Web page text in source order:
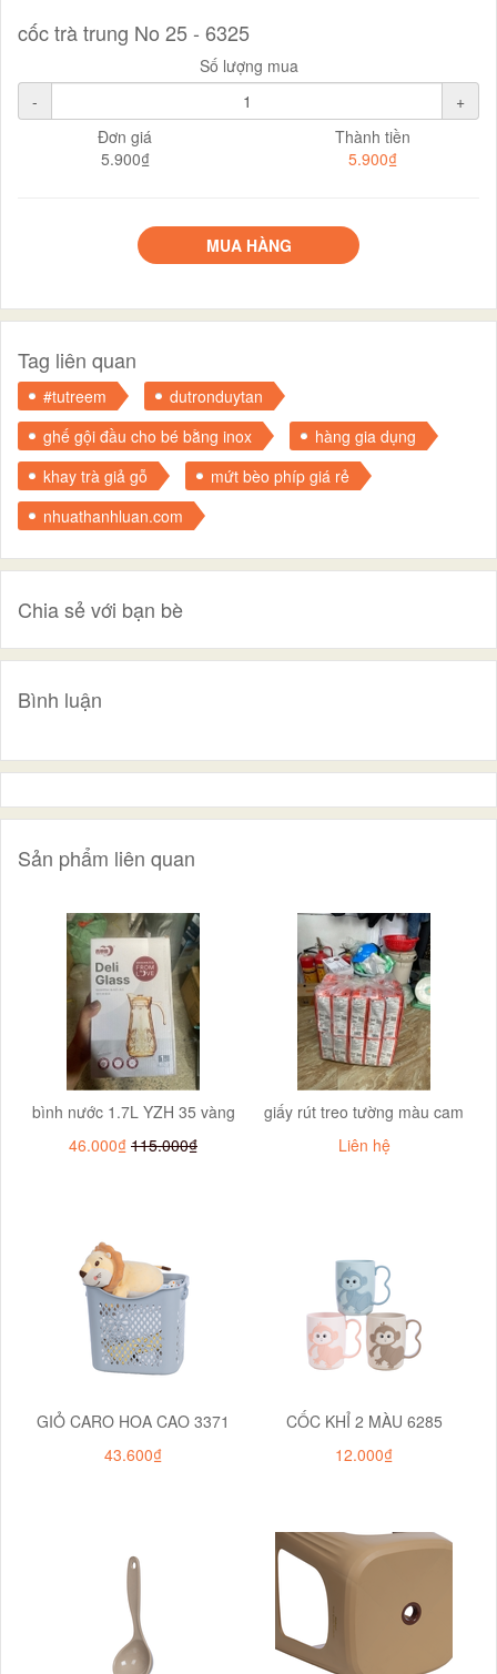
cốc trà trung No 25 - 6325
Số lượng mua
-
+
Đơn giá
5.900₫
Thành tiền
5.900₫
MUA HÀNG
Tag liên quan
#tutreem
dutronduytan
ghế gội đầu cho bé bằng inox
hàng gia dụng
khay trà giả gỗ
mứt bèo phíp giá rẻ
nhuathanhluan.com
Chia sẻ với bạn bè
Bình luận
Sản phẩm liên quan
bình nước 1.7L YZH 35 vàng
46.000₫ 115.000₫
giấy rút treo tường màu cam
Liên hệ
GIỎ CARO HOA CAO 3371
43.600₫
CỐC KHỈ 2 MÀU 6285
12.000₫